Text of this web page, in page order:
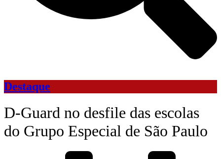
Destaque
D-Guard no desfile das escolas
do Grupo Especial de São Paulo